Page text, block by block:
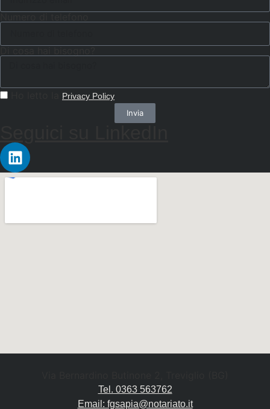
Privacy Policy
Invia
Tel. 0363 563762
Email: fgsapia@notariato.it